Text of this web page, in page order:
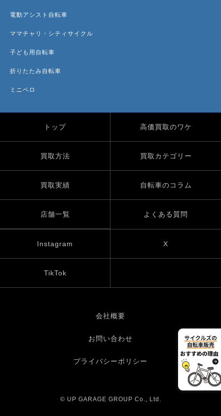
電動アシスト自転車
ママチャリ・シティサイクル
子ども用自転車
折りたたみ自転車
ミニベロ
トップ 高価買取のワケ
買取方法 買取カテゴリー
買取実績 自転車のコラム
店舗一覧 よくある質問
Instagram X
TikTok
会社概要
お問い合わせ
プライバシーポリシー
© UP GARAGE GROUP Co., Ltd.